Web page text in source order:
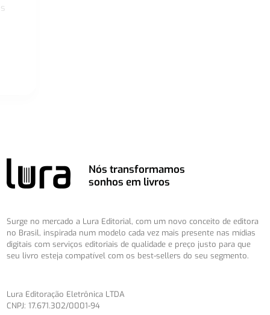
Nós transformamos
sonhos em livros
Surge no mercado a Lura Editorial, com um novo conceito de editora
no Brasil, inspirada num modelo cada vez mais presente nas mídias
digitais com serviços editoriais de qualidade e preço justo para que
seu livro esteja compatível com os best-sellers do seu segmento.
Lura Editoração Eletrônica LTDA
CNPJ: 17.671.302/0001-94